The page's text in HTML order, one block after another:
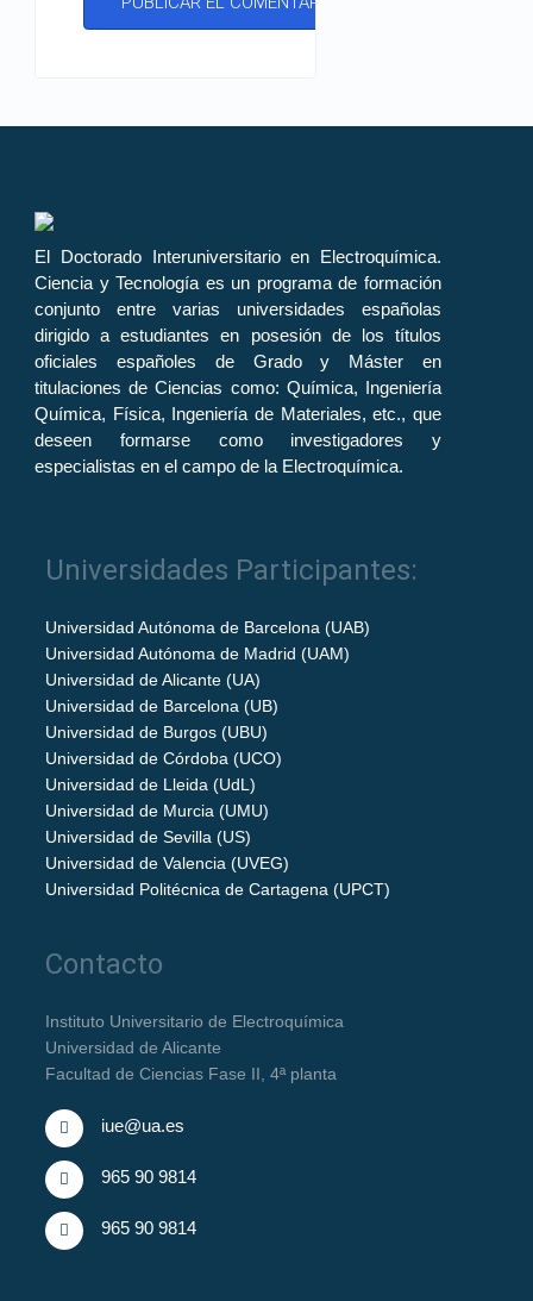
El Doctorado Interuniversitario en Electroquímica.
Ciencia y Tecnología es un programa de formación
conjunto entre varias universidades españolas
dirigido a estudiantes en posesión de los títulos
oficiales españoles de Grado y Máster en
titulaciones de Ciencias como: Química, Ingeniería
Química, Física, Ingeniería de Materiales, etc., que
deseen formarse como investigadores y
especialistas en el campo de la Electroquímica.
Universidades Participantes:
Universidad Autónoma de Barcelona (UAB)
Universidad Autónoma de Madrid (UAM)
Universidad de Alicante (UA)
Universidad de Barcelona (UB)
Universidad de Burgos (UBU)
Universidad de Córdoba (UCO)
Universidad de Lleida (UdL)
Universidad de Murcia (UMU)
Universidad de Sevilla (US)
Universidad de Valencia (UVEG)
Universidad Politécnica de Cartagena (UPCT)
Contacto
Instituto Universitario de Electroquímica
Universidad de Alicante
Facultad de Ciencias Fase II, 4ª planta
iue@ua.es
965 90 9814
965 90 9814